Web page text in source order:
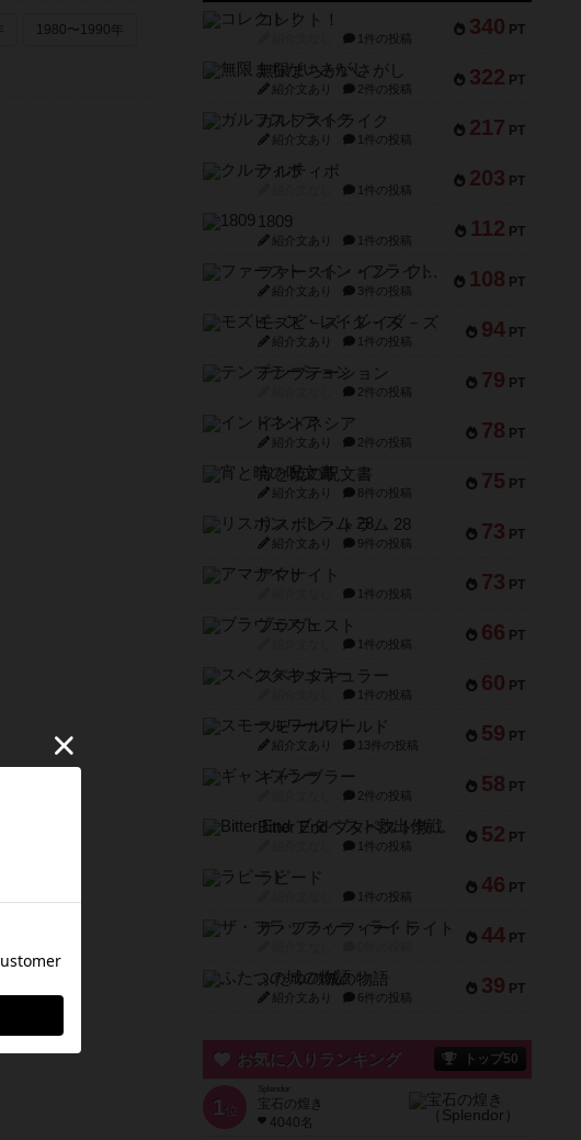
1980〜1990年 340 PT
コレクト！
1件の投稿
322 PT
無限まちがいさがし
紹介文あり 2件の投稿
217 PT
ガルフストライク
紹介文あり 1件の投稿
203 PT
クルティボ
1件の投稿
112 PT
1809
紹介文あり 1件の投稿
108 PT
ファースト・イン・フライト
紹介文あり 3件の投稿
94 PT
モズビ－ズ・レイダ－ズ
紹介文あり 1件の投稿
79 PT
テンプテーション
2件の投稿
78 PT
インドネシア
紹介文あり 2件の投稿
75 PT
宵と暁の呪文書
紹介文あり 8件の投稿
73 PT
リスボン・トラム 28
紹介文あり 9件の投稿
73 PT
アマナイト
1件の投稿
66 PT
ブラヴェスト
1件の投稿
60 PT
スペクタキュラー
1件の投稿
59 PT
スモールワールド
紹介文あり 13件の投稿
58 PT
ギャンブラー
2件の投稿
52 PT
Bitter End ブタペスト救出作戦
1件の投稿
46 PT
ラピード
1件の投稿
44 PT
ザ・フラッフィー・ライト
39 PT
ふたつの城の物語
紹介文あり 6件の投稿
お気に入りランキング トップ50
1 位
宝石の煌き
4040名